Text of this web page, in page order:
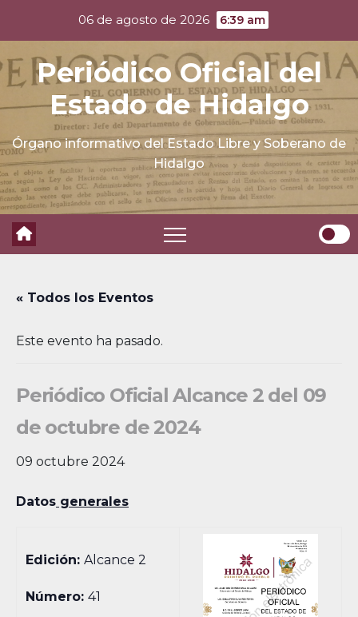
content
06 de agosto de 2026 6:39 am
Periódico Oficial del
Estado de Hidalgo
Órgano informativo del Estado Libre y Soberano de
Hidalgo
« Todos los Eventos
Este evento ha pasado.
Periódico Oficial Alcance 2 del 09
de octubre de 2024
09 octubre 2024
Datos generales
Edición:Alcance 2
Número:41